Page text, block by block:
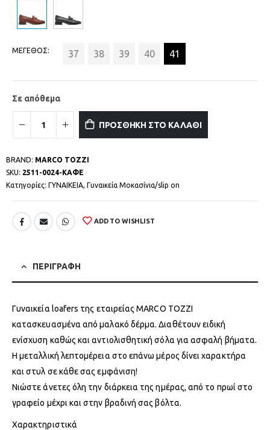
ΜΕΓΕΘΟΣ 37 38 39 40 41
Σε απόθεμα
ΠΡΟΣΘΗΚΗ ΣΤΟ ΚΑΛΑΘΙ
BRAND: MARCO TOZZI
SKU: 2511-0024-ΚΑΦΕ
Κατηγορίες: ΓΥΝΑΙΚΕΙΑ, Γυναικεία Μοκασίνια/slip on
ADD TO WISHLIST
ΠΕΡΙΓΡΑΦΗ
Γυναικεία loafers της εταιρείας MARCO TOZZI
κατασκευασμένα από μαλακό δέρμα. Διαθέτουν ειδική
ενίσχυση καθώς και αντιολισθητική σόλα για ασφαλή βήματα.
Η μεταλλική λεπτομέρεια στο επάνω μέρος δίνει χαρακτήρα
και στυλ σε κάθε σας εμφάνιση!
Νιώστε άνετες όλη την διάρκεια της ημέρας, από το πρωί στο
γραφείο μέχρι και στην βραδινή σας βόλτα.
Χαρακτηριστικά